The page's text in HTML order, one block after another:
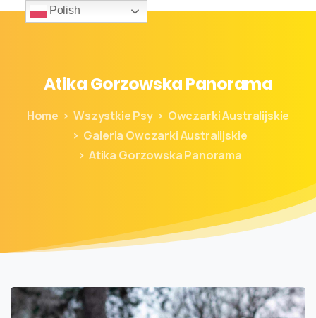
AtikaGorzowskaPanorama
Home Wszystkie Psy
Owczarki Australijskie
Galeria Owczarki Australijskie
Atika Gorzowska Panorama
Polish